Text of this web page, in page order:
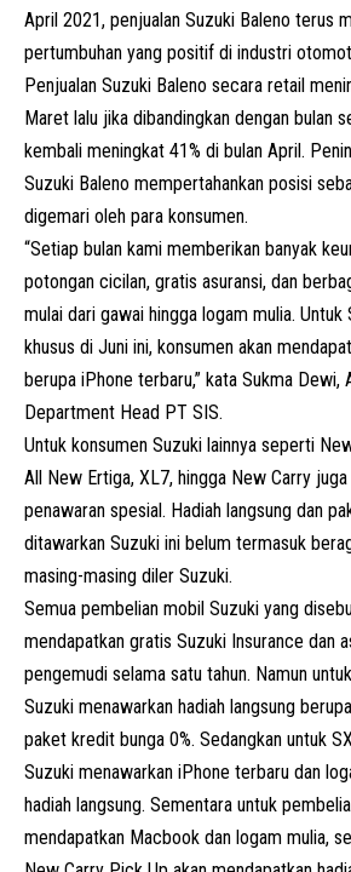
April 2021, penjualan Suzuki Baleno terus
pertumbuhan yang positif di industri
Penjualan Suzuki Baleno secara retail
Maret lalu jika dibandingkan dengan bulan
kembali meningkat 41% di bulan April.
Suzuki Baleno mempertahankan posisi
digemari oleh para konsumen.
“Setiap bulan kami memberikan banyak
potongan cicilan, gratis asuransi, dan
mulai dari gawai hingga logam mulia. Untuk
khusus di Juni ini, konsumen akan
berupa iPhone terbaru,” kata Sukma Dewi,
Department Head PT SIS.
Untuk konsumen Suzuki lainnya seperti
All New Ertiga, XL7, hingga New Carry
penawaran spesial. Hadiah langsung dan
ditawarkan Suzuki ini belum termasuk
masing-masing diler Suzuki.
Semua pembelian mobil Suzuki yang
mendapatkan gratis Suzuki Insurance dan
pengemudi selama satu tahun. Namun
Suzuki menawarkan hadiah langsung
paket kredit bunga 0%. Sedangkan untuk
Suzuki menawarkan iPhone terbaru dan
hadiah langsung. Sementara untuk
mendapatkan Macbook dan logam mulia,